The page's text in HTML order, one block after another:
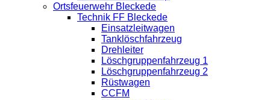
Ortsfeuerwehr Bleckede
Technik FF Bleckede
Einsatzleitwagen
Tanklöschfahrzeug
Drehleiter
Löschgruppenfahrzeug 1
Löschgruppenfahrzeug 2
Rüstwagen
CCFM